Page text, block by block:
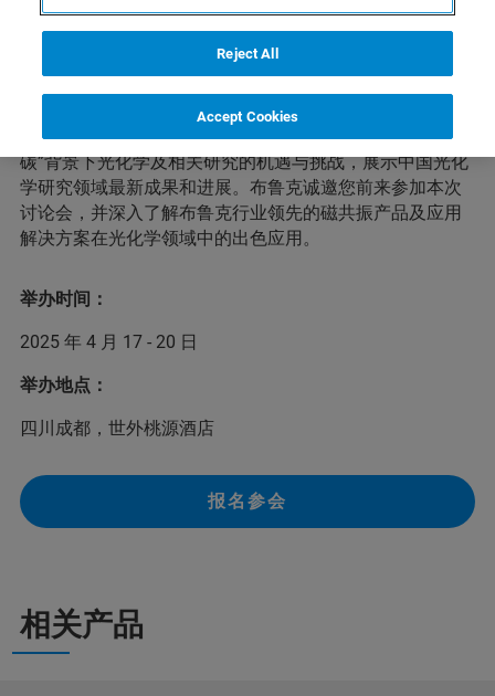
本次中国化学会第十九届全国光化学学术讨论会将于2025
年4月17-20日在四川成都举办，大会主题为“光化学助力绿
者、专家、学生搭建学术讨论与交流的平台。会议将研讨
光化学及相关研究领域的前沿问题和未来趋势，关注“双
碳”背景下光化学及相关研究的机遇与挑战，展示中国光化
学研究领域最新成果和进展。布鲁克诚邀您前来参加本次
讨论会，并深入了解布鲁克行业领先的磁共振产品及应用
解决方案在光化学领域中的出色应用。
举办时间：
2025 年 4 月 17 - 20 日
举办地点：
四川成都，世外桃源酒店
报名参会
相关产品
Reject All
Accept Cookies